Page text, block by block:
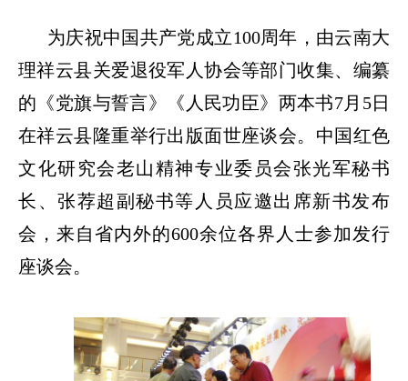
为庆祝中国共产党成立100周年，由云南大
理祥云县关爱退役军人协会等部门收集、编纂
的《党旗与誓言》《人民功臣》两本书7月5日
在祥云县隆重举行出版面世座谈会。中国红色
文化研究会老山精神专业委员会张光军秘书
长、张荐超副秘书等人员应邀出席新书发布
会，来自省内外的600余位各界人士参加发行
座谈会。